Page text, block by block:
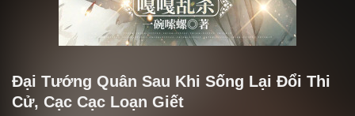
Đại Tướng Quân Sau Khi Sống Lại Đổi Thi
Cử, Cạc Cạc Loạn Giết